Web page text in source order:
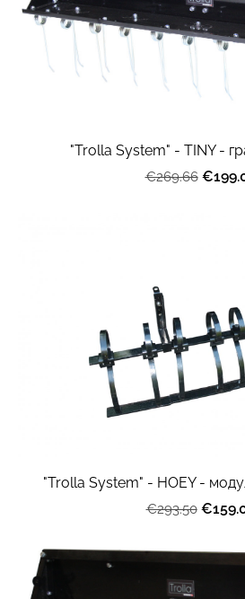
"Trolla System" - TINY -
€269.66
"Trolla System" - HOEY -
€293.50